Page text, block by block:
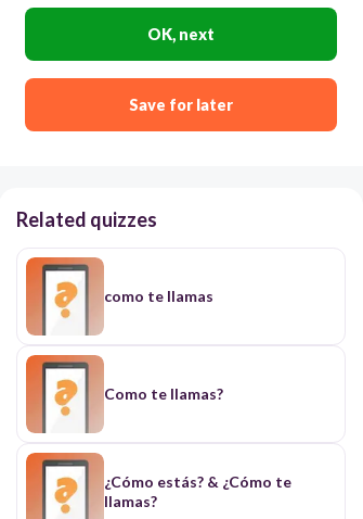
OK, next
Save for later
Related quizzes
como te llamas
Como te llamas?
¿Cómo estás? & ¿Cómo te
llamas?